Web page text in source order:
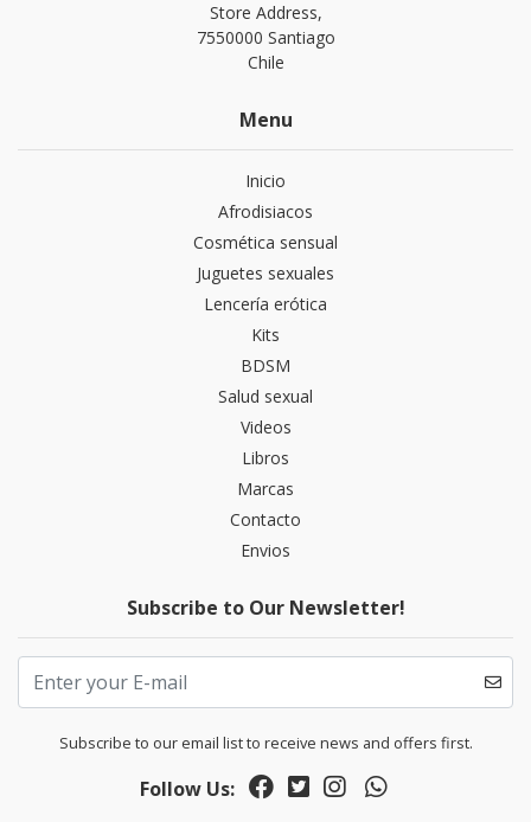
Store Address,
7550000 Santiago
Chile
Menu
Inicio
Afrodisiacos
Cosmética sensual
Juguetes sexuales
Lencería erótica
Kits
BDSM
Salud sexual
Videos
Libros
Marcas
Contacto
Envios
Subscribe to Our Newsletter!
Subscribe to our email list to receive news and offers first.
Follow Us: